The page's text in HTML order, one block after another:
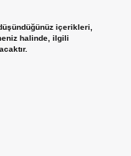
içerikleri,
halinde, ilgili